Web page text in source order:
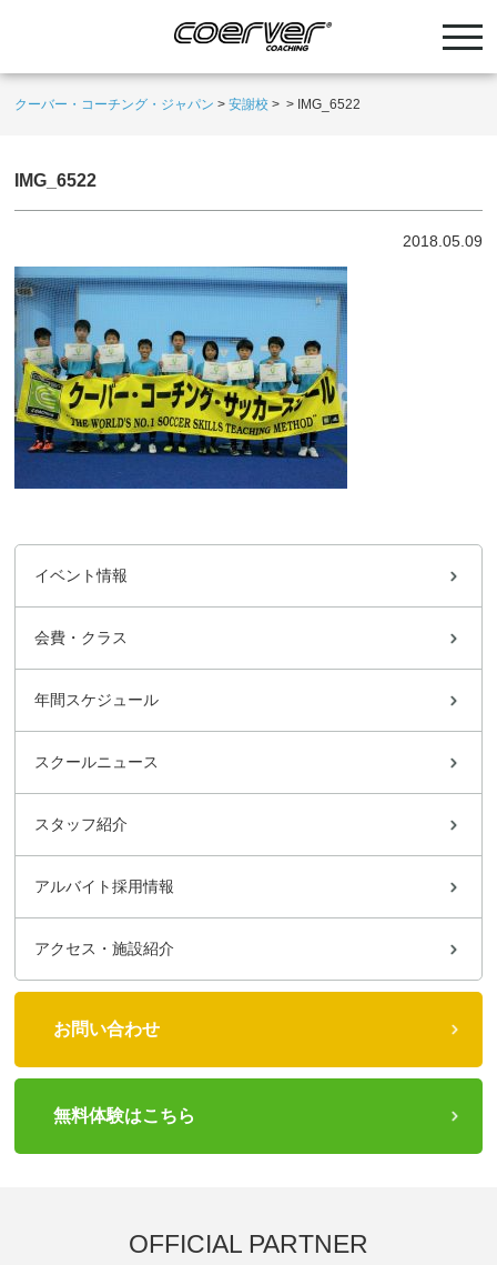
クーバー・コーチング・ジャパン >安謝校 > > IMG_6522
IMG_6522
2018.05.09
イベント情報
会費・クラス
年間スケジュール
スクールニュース
スタッフ紹介
アルバイト採用情報
アクセス・施設紹介
お問い合わせ
無料体験はこちら
OFFICIAL PARTNER